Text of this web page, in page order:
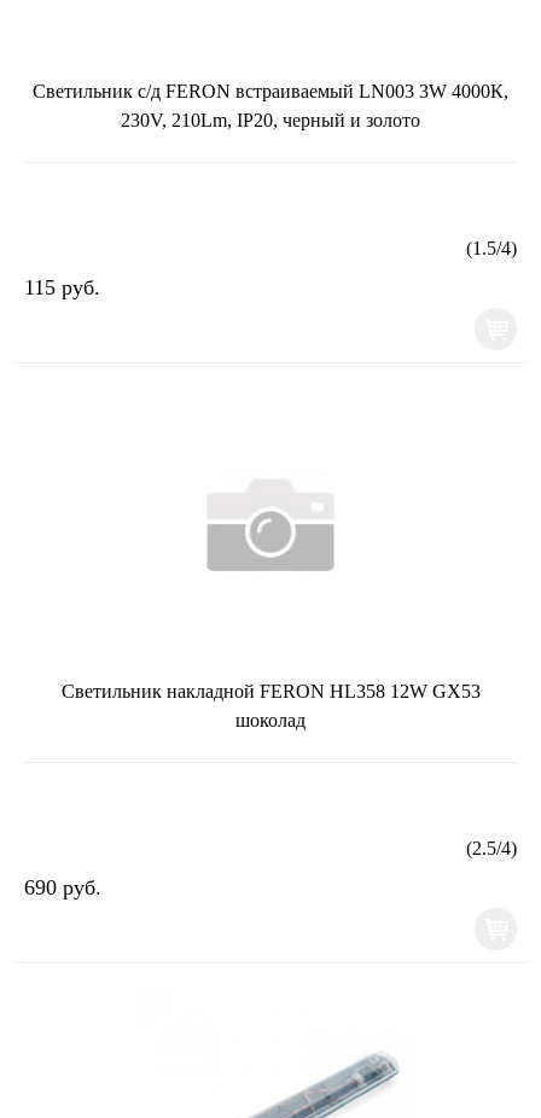
Светильник с/д FERON встраиваемый LN003 3W 4000К,
230V, 210Lm, IP20, черный и золото
(1.5/4)
115 руб.
Светильник накладной FERON HL358 12W GX53
шоколад
(2.5/4)
690 руб.